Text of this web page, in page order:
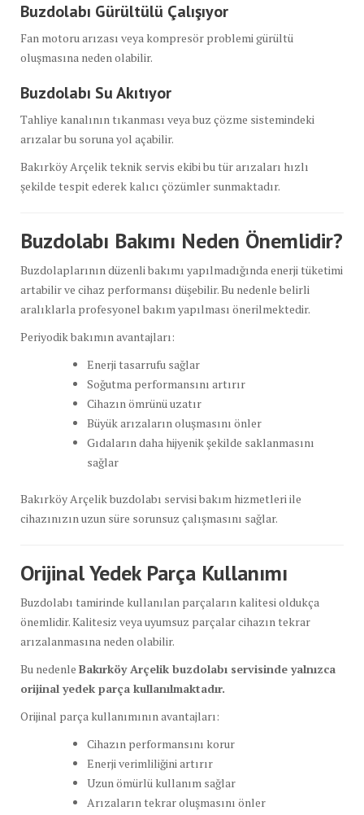
Buzdolabı Gürültülü Çalışıyor
Fan motoru arızası veya kompresör problemi gürültü
oluşmasına neden olabilir.
Buzdolabı Su Akıtıyor
Tahliye kanalının tıkanması veya buz çözme sistemindeki
arızalar bu soruna yol açabilir.
Bakırköy Arçelik teknik servis ekibi bu tür arızaları hızlı
şekilde tespit ederek kalıcı çözümler sunmaktadır.
Buzdolabı Bakımı Neden Önemlidir?
Buzdolaplarının düzenli bakımı yapılmadığında enerji tüketimi
artabilir ve cihaz performansı düşebilir. Bu nedenle belirli
aralıklarla profesyonel bakım yapılması önerilmektedir.
Periyodik bakımın avantajları:
Enerji tasarrufu sağlar
Soğutma performansını artırır
Cihazın ömrünü uzatır
Büyük arızaların oluşmasını önler
Gıdaların daha hijyenik şekilde saklanmasını
sağlar
Bakırköy Arçelik buzdolabı servisi bakım hizmetleri ile
cihazınızın uzun süre sorunsuz çalışmasını sağlar.
Orijinal Yedek Parça Kullanımı
Buzdolabı tamirinde kullanılan parçaların kalitesi oldukça
önemlidir. Kalitesiz veya uyumsuz parçalar cihazın tekrar
arızalanmasına neden olabilir.
Bu nedenle Bakırköy Arçelik buzdolabı servisinde yalnızca
orijinal yedek parça kullanılmaktadır.
Orijinal parça kullanımının avantajları:
Cihazın performansını korur
Enerji verimliliğini artırır
Uzun ömürlü kullanım sağlar
Arızaların tekrar oluşmasını önler